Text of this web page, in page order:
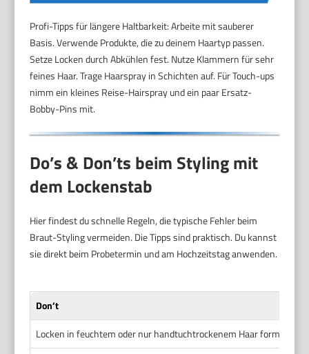
Profi-Tipps für längere Haltbarkeit: Arbeite mit sauberer
Basis. Verwende Produkte, die zu deinem Haartyp passen.
Setze Locken durch Abkühlen fest. Nutze Klammern für sehr
feines Haar. Trage Haarspray in Schichten auf. Für Touch-ups
nimm ein kleines Reise-Hairspray und ein paar Ersatz-
Bobby-Pins mit.
Do’s & Don’ts beim Styling mit
dem Lockenstab
Hier findest du schnelle Regeln, die typische Fehler beim
Braut-Styling vermeiden. Die Tipps sind praktisch. Du kannst
sie direkt beim Probetermin und am Hochzeitstag anwenden.
Don’t
Locken in feuchtem oder nur handtuchtrockenem Haar formen.